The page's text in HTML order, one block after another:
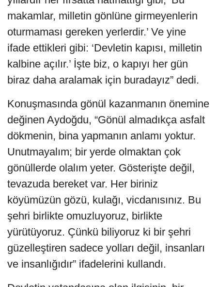
makamlar, milletin gönlüne girmeyenlerin
oturmaması gereken yerlerdir.’ Ve yine
ifade ettikleri gibi: ‘Devletin kapısı, milletin
kalbine açılır.’ İşte biz, o kapıyı her gün
biraz daha aralamak için buradayız” dedi.
Konuşmasında gönül kazanmanın önemine
değinen Aydoğdu, “Gönül almadıkça asfalt
dökmenin, bina yapmanın anlamı yoktur.
Unutmayalım; bir yerde olmaktan çok
gönüllerde olalım yeter. Gösterişte değil,
tevazuda bereket var. Her biriniz
köyümüzün gözü, kulağı, vicdanısınız. Bu
şehri birlikte omuzluyoruz, birlikte
yürütüyoruz. Çünkü biliyoruz ki bir şehri
güzelleştiren sadece yolları değil, insanları
ve insanlığıdır” ifadelerini kullandı.